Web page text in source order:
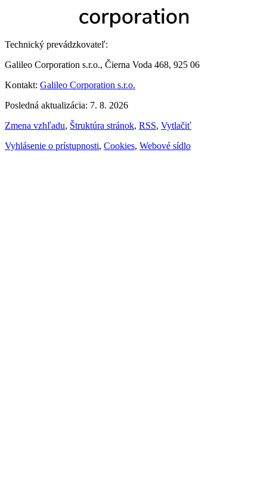
Technický prevádzkovateľ:
Galileo Corporation s.r.o., Čierna Voda 468, 925 06
Kontakt: Galileo Corporation s.r.o.
Posledná aktualizácia: 7. 8. 2026
Zmena vzhľadu, Štruktúra stránok, RSS, Vytlačiť
Vyhlásenie o prístupnosti, Cookies, Webové sídlo